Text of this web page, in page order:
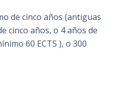
de cinco años (antiguas
cinco años, o 4 años de
60 ECTS ), o 300